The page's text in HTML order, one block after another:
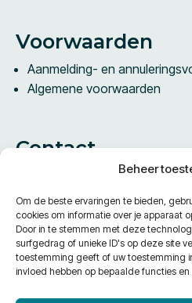
Beheer
Om de beste ervaringen te bieden,
cookies om informatie over je apparaat
Door in te stemmen met deze
surfgedrag of unieke ID's op deze site
toestemming geeft of uw toestemming
invloed hebben op bepaalde functies
Voorwaarden
Aanmelding- en
Algemene voorwaarden
Contact
5611 CA Eindhoven
Nederland
Telefoon:+31 40 240 96 10
E-Mail: